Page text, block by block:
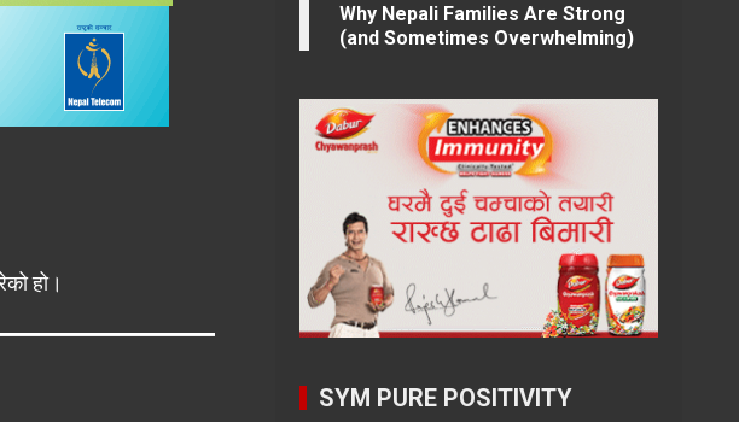
हो।
Why Nepali Families Are Strong
(and Sometimes Overwhelming)
SYM PURE POSITIVITY